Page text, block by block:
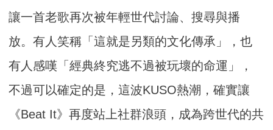
讓一首老歌再次被年輕世代討論、搜尋與播
放。有人笑稱「這就是另類的文化傳承」，也
有人感嘆「經典終究逃不過被玩壞的命運」，
不過可以確定的是，這波KUSO熱潮，確實讓
《Beat It》再度站上社群浪頭，成為跨世代的共